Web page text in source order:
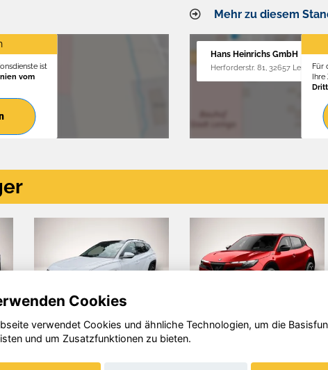
ist
vom
Mehr zu diesem
Hans Heinrichs GmbH
Herforderstr. 81, 32657 LemgoFür
Ihre
Skoda
Kamiq
Volkswagen
Cookies
verwendet Cookies und ähnliche Technologien, um die
und um Zusatzfunktionen zu bieten.